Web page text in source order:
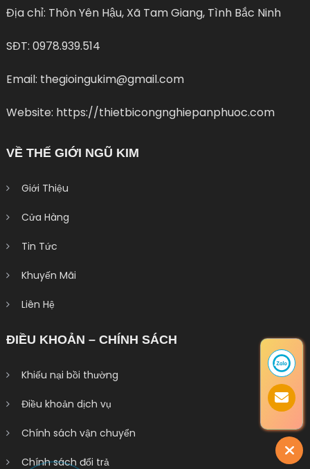
Địa chỉ: Thôn Yên Hậu, Xã Tam Giang, Tình Bắc Ninh
SĐT: 0978.939.514
Email: thegioingukim@gmail.com
Website: https://thietbicongnghiepanphuoc.com
VỀ THẾ GIỚI NGŨ KIM
Giới Thiệu
Cửa Hàng
Tin Tức
Khuyến Mãi
Liên Hệ
ĐIỀU KHOẢN – CHÍNH SÁCH
Khiếu nại bồi thường
Điều khoản dịch vụ
Chính sách vận chuyển
Chính sách đổi trả